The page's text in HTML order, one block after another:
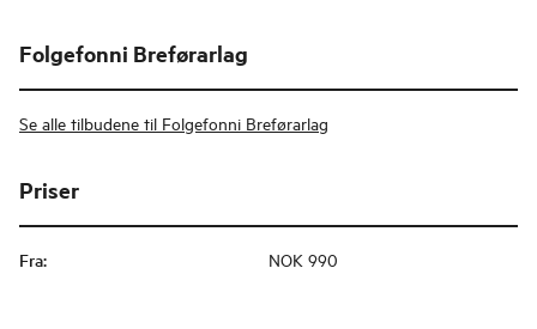
Folgefonni Breførarlag
Se alle tilbudene til Folgefonni Breførarlag
Priser
Fra: NOK 990